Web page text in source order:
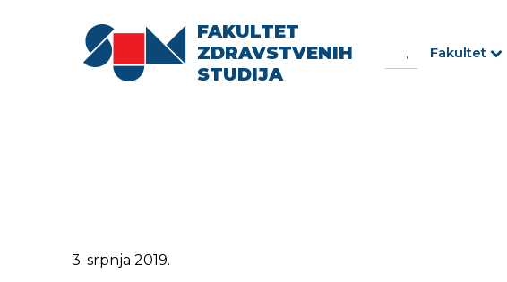
FAKULTET
ZDRAVSTVENIH
STUDIJA
for:
Fakultet
3. srpnja 2019.